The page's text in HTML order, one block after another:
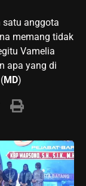
satu anggota
memang tidak
Vamelia
apa yang di
MD)